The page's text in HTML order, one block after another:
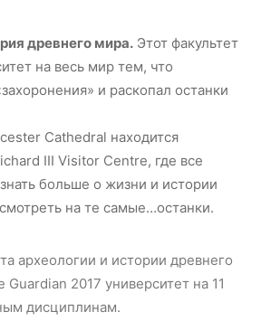
древнего мира. Этот факультет
на весь мир тем, что
и раскопал останки
Cathedral находится
III Visitor Centre, где все
больше о жизни и истории
на те самые…останки.